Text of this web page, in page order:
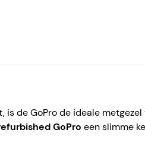
de GoPro de ideale metgezel
GoPro een slimme